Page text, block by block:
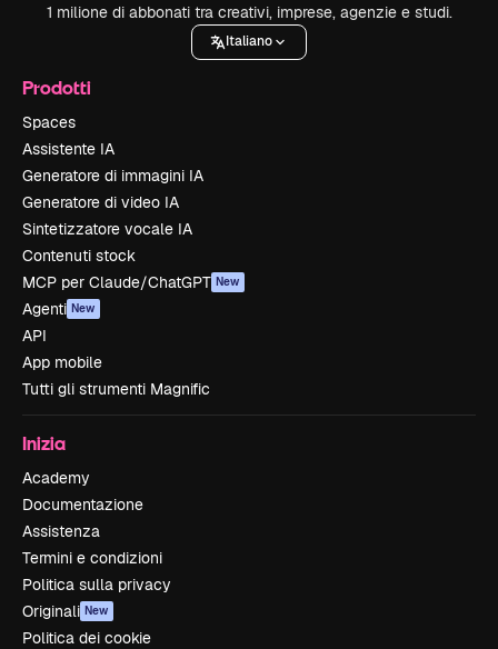
1 milione di abbonati tra creativi, imprese, agenzie e studi.
Italiano
Prodotti
Spaces
Assistente IA
Generatore di immagini IA
Generatore di video IA
Sintetizzatore vocale IA
Contenuti stock
MCP per Claude/ChatGPT New
Agenti New
API
App mobile
Tutti gli strumenti Magnific
Inizia
Academy
Documentazione
Assistenza
Termini e condizioni
Politica sulla privacy
Originali New
Politica dei cookie